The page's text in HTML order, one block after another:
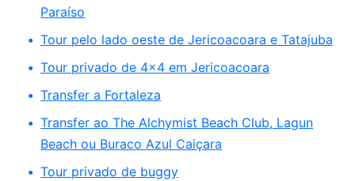
Paraíso
Tour pelo lado oeste de Jericoacoara e Tatajuba
Tour privado de 4x4 em Jericoacoara
Transfer a Fortaleza
Transfer ao The Alchymist Beach Club, Lagun
Beach ou Buraco Azul Caiçara
Tour privado de buggy